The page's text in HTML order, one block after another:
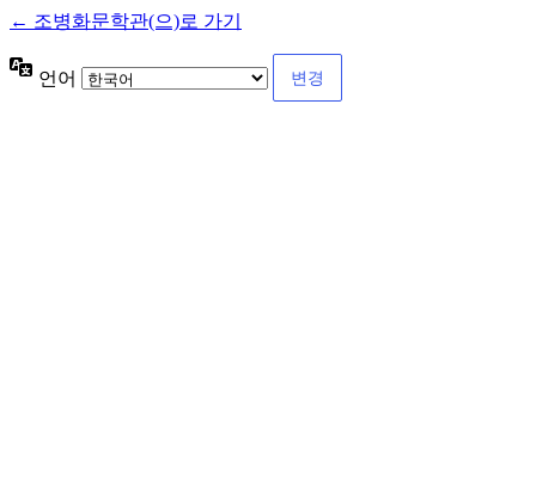
← 조병화문학관(으)로 가기
언어